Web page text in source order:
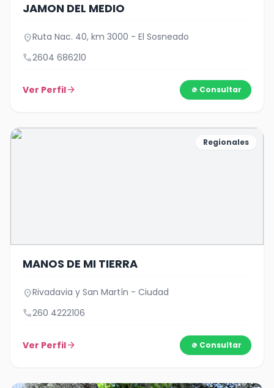
JAMON DEL MEDIO
location_onRuta Nac. 40, km 3000 - El Sosneado
call2604 686210
Ver Perfilarrow_forward Consultar
Regionales
MANOS DE MI TIERRA
location_onRivadavia y San Martín - Ciudad
call260 4222106
Ver Perfilarrow_forward Consultar